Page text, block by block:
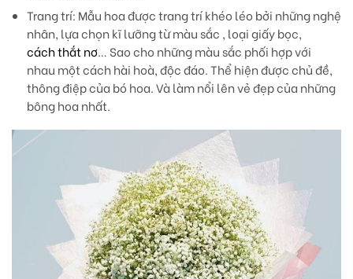
Trang trí: Mẫu hoa được trang trí khéo léo bởi những nghệ
nhân, lựa chọn kĩ lưỡng từ màu sắc , loại giấy bọc,
cách thắt nơ… Sao cho những màu sắc phối hợp với
nhau một cách hài hoà, độc đáo. Thể hiện được chủ đề,
thông điệp của bó hoa. Và làm nổi lên vẻ đẹp của những
bông hoa nhất.